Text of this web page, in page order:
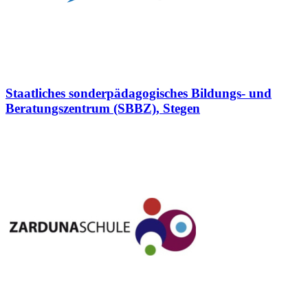
Staatliches sonderpädagogisches Bildungs- und
Beratungszentrum (SBBZ), Stegen